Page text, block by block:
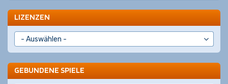
LIZENZEN
GEBUNDENE SPIELE